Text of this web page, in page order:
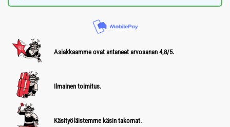
Asiakkaamme ovat antaneet arvosanan 4,8/5.
Ilmainen toimitus.
Käsityöläistemme käsin takomat.